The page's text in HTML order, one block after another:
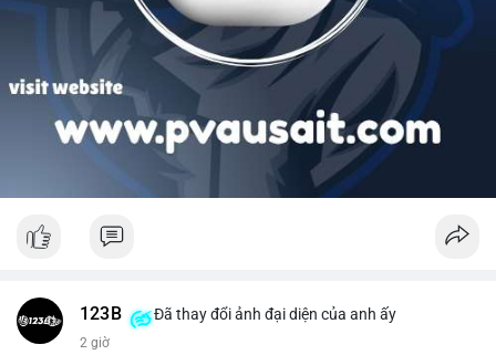
123B Đã thay đổi ảnh đại diện của anh ấy
2 giờ